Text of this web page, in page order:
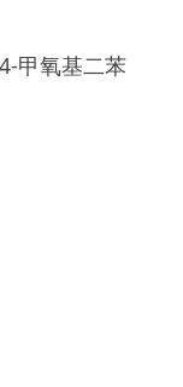
甲氧基二苯